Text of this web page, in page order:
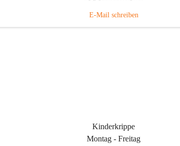
E-Mail schreiben
Kinderkrippe
Montag - Freitag